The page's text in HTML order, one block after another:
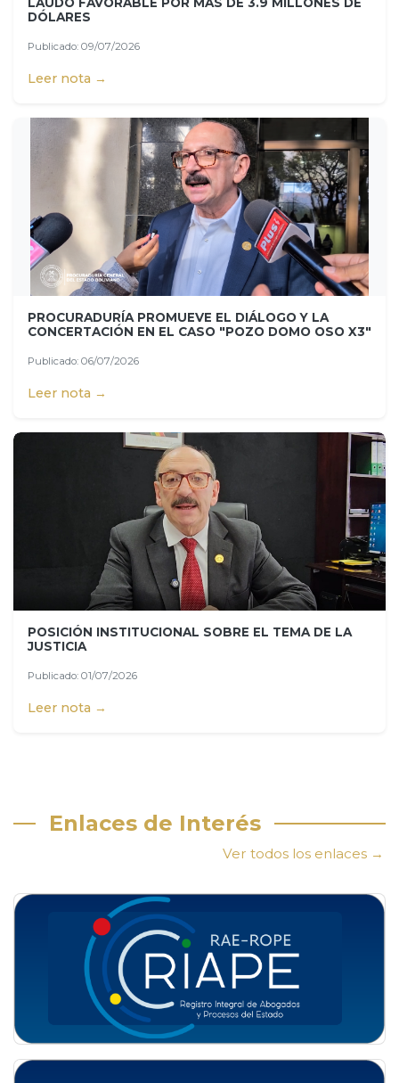
DÓLARES
Publicado: 09/07/2026
Leer nota →
PROCURADURÍA PROMUEVE EL DIÁLOGO Y LA
CONCERTACIÓN EN EL CASO "POZO DOMO OSO X3"
Publicado: 06/07/2026
Leer nota →
POSICIÓN INSTITUCIONAL SOBRE EL TEMA DE LA
JUSTICIA
Publicado: 01/07/2026
Leer nota →
Enlaces de Interés
Ver todos los enlaces →